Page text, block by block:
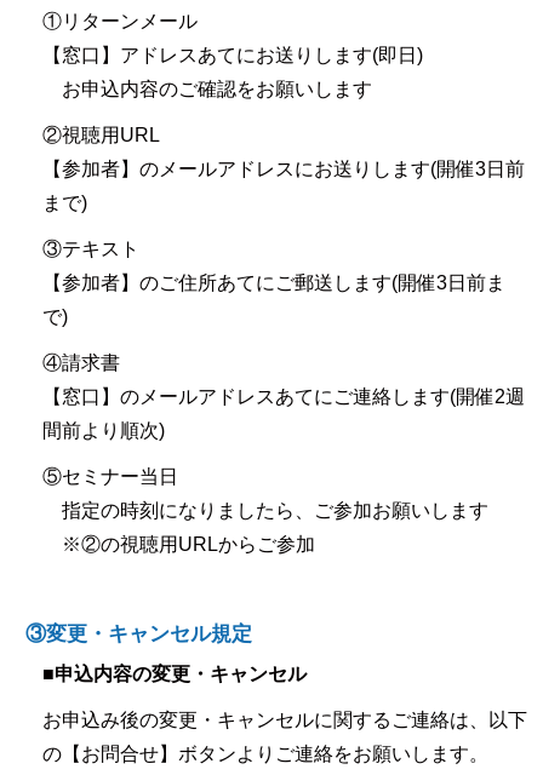
①リターンメール
【窓口】アドレスあてにお送りします(即日)
お申込内容のご確認をお願いします
②視聴用URL
【参加者】のメールアドレスにお送りします(開催3日前
まで)
③テキスト
【参加者】のご住所あてにご郵送します(開催3日前ま
で)
④請求書
【窓口】のメールアドレスあてにご連絡します(開催2週
間前より順次)
⑤セミナー当日
指定の時刻になりましたら、ご参加お願いします
※②の視聴用URLからご参加
③変更・キャンセル規定
■申込内容の変更・キャンセル
お申込み後の変更・キャンセルに関するご連絡は、以下
の【お問合せ】ボタンよりご連絡をお願いします。